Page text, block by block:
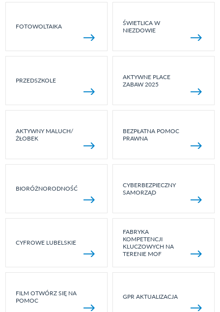
FOTOWOLTAIKA
ŚWIETLICA W
NIEZDOWIE
PRZEDSZKOLE
AKTYWNE PLACE
ZABAW 2025
AKTYWNY MALUCH/
ŻŁOBEK
BEZPŁATNA POMOC
PRAWNA
BIORÓŻNORODNOŚĆ
CYBERBEZPIECZNY
SAMORZĄD
CYFROWE LUBELSKIE
FABRYKA
KOMPETENCJI
KLUCZOWYCH NA
TERENIE MOF
FILM OTWÓRZ SIĘ NA
POMOC
GPR AKTUALIZACJA